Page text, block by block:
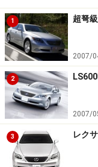
1 超弩
2007/
2
2007/
3 レク